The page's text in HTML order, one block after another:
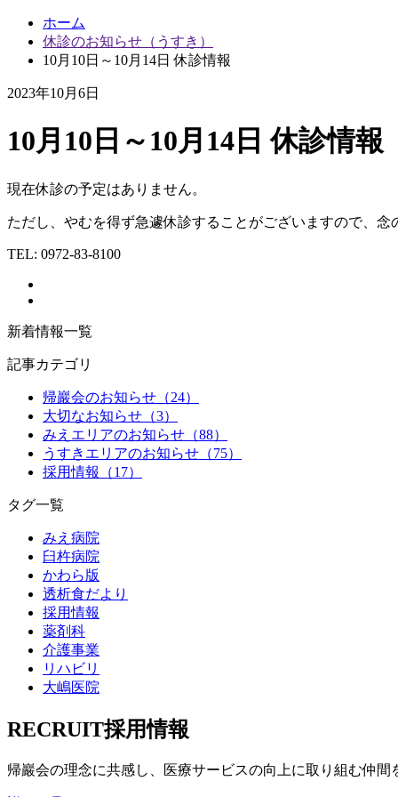
ホーム
休診のお知らせ（うすき）
10月10日～10月14日 休診情報
2023年10月6日
10月10日～10月14日 休診情報
現在休診の予定はありません。
ただし、やむを得ず急遽休診することがございますので、念
TEL: 0972-83-8100
新着情報一覧
記事カテゴリ
帰巖会のお知らせ（24）
大切なお知らせ（3）
みえエリアのお知らせ（88）
うすきエリアのお知らせ（75）
採用情報（17）
タグ一覧
みえ病院
臼杵病院
かわら版
透析食だより
採用情報
薬剤科
介護事業
リハビリ
大嶋医院
RECRUIT採用情報
帰巖会の理念に共感し、 医療サービスの向上に取り組む仲間